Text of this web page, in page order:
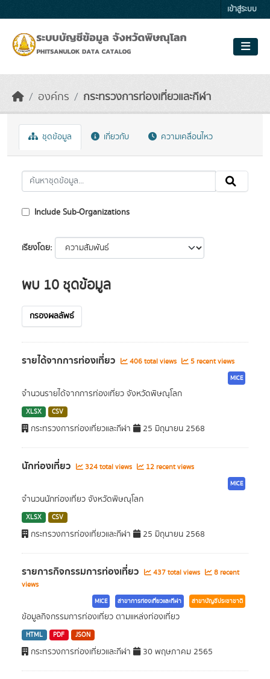
เข้าสู่ระบบ
องค์กร กระทรวงการท่องเที่ยวและกีฬา
ชุดข้อมูล เกี่ยวกับ ความเคลื่อนไหว
Include Sub-Organizations
เรียงโดย
พบ 10 ชุดข้อมูล
กรองผลลัพธ์
รายได้จากการท่องเที่ยว 406 total views 5 recent views
MICE
จำนวนรายได้จากการท่องเที่ยว จังหวัดพิษณุโลก
XLSX CSV
กระทรวงการท่องเที่ยวและกีฬา 25 มิถุนายน 2568
นักท่องเที่ยว 324 total views 12 recent views
MICE
จำนวนนักท่องเที่ยว จังหวัดพิษณุโลก
XLSX CSV
กระทรวงการท่องเที่ยวและกีฬา 25 มิถุนายน 2568
รายการกิจกรรมการท่องเที่ยว 437 total views
8 recent
views
MICE สาขาการท่องเที่ยวและกีฬา สาขาบัญชีประชาชาติ
ข้อมูลกิจกรรมการท่องเที่ยว ตามแหล่งท่องเที่ยว
HTML PDF JSON
กระทรวงการท่องเที่ยวและกีฬา 30 พฤษภาคม 2565